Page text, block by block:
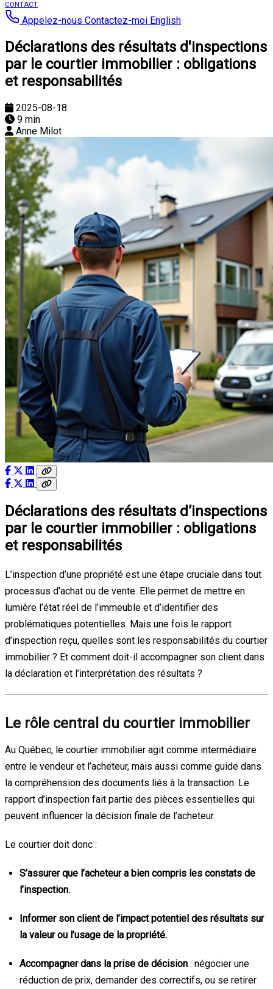
CONTACT
Appelez-nous Contactez-moi English
Déclarations des résultats d'inspections
par le courtier immobilier : obligations
et responsabilités
2025-08-18
9 min
Anne Milot
Déclarations des résultats d’inspections
par le courtier immobilier : obligations
et responsabilités
L’inspection d’une propriété est une étape cruciale dans tout
processus d’achat ou de vente. Elle permet de mettre en
lumière l’état réel de l’immeuble et d’identifier des
problématiques potentielles. Mais une fois le rapport
d’inspection reçu, quelles sont les responsabilités du courtier
immobilier ? Et comment doit-il accompagner son client dans
la déclaration et l’interprétation des résultats ?
Le rôle central du courtier immobilier
Au Québec, le courtier immobilier agit comme intermédiaire
entre le vendeur et l’acheteur, mais aussi comme guide dans
la compréhension des documents liés à la transaction. Le
rapport d’inspection fait partie des pièces essentielles qui
peuvent influencer la décision finale de l’acheteur.
Le courtier doit donc :
S’assurer que l’acheteur a bien compris les constats de
l’inspection.
Informer son client de l’impact potentiel des résultats sur
la valeur ou l’usage de la propriété.
Accompagner dans la prise de décision : négocier une
réduction de prix, demander des correctifs, ou se retirer